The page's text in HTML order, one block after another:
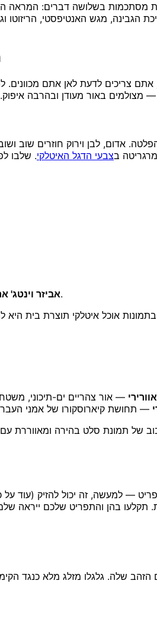
מסתכמות בשלושה דברים: המראה
מגש האנטיפסטי, הריזוטו
צריכים לדעת לאן אתם
אדום, לבן וירוק חוזרים שוב
צבעי הדגל האיטלקי
אביזר וינטג'— מזלג עתיק, כוס יין שכבר נלגמה ממנה לגימה, בקבוקון שמן זית, פלח פרמיג'אנו עם הקרום חשוף.
אוכל איטלקי תוצרת בית
— תחושת קיארוסקורו של אמני העבר
של תמונת סלט בהירה
— למעשה, זה יכול להזיק (עוד
הזהב שלה. גלגלו מזלג מלא כנגד